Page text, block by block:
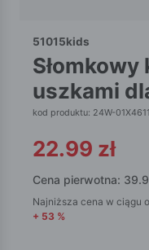
51015kids
słomkowy kapelusz z
uszkami
kod produktu: 24W-
22.99 zł
Cena pierwotna:
Najniższa cena w ciągu
+ 53 %